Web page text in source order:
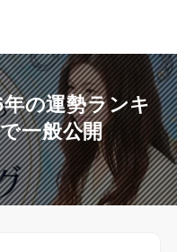
の運勢ランキ
一般公開